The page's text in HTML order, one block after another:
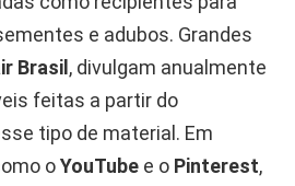
e adubos. Grandes
Brasil , divulgam anualmente
feitas a partir do
tipo de material. Em
oYouTube e o Pinterest,